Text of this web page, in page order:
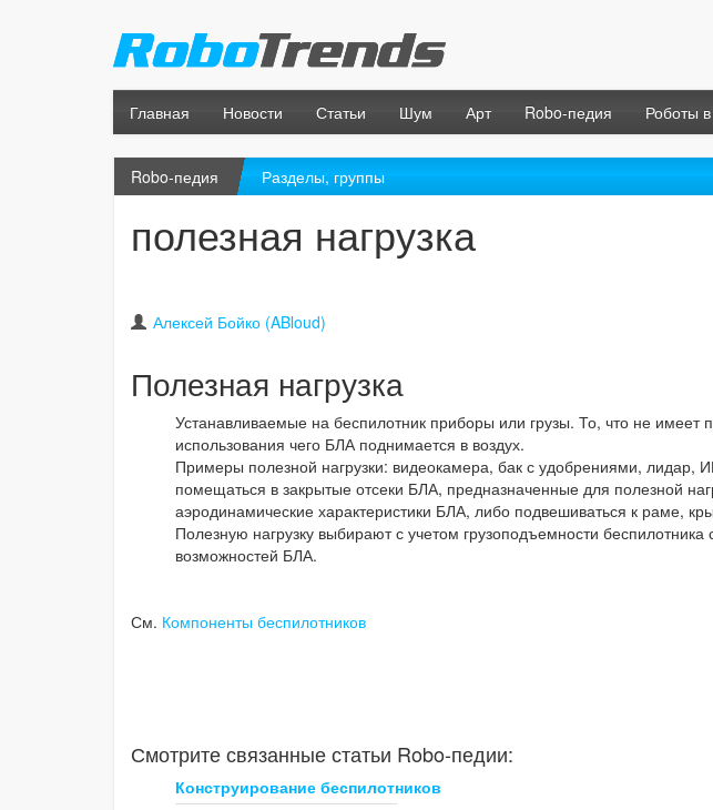
Главная Новости Статьи Шум Арт Robo-педия Роботы
Robo-педия Разделы, группы
полезная нагрузка
Алексей Бойко (ABloud)
Полезная нагрузка
Устанавливаемые на беспилотник приборы или грузы. То, что не
использования чего БЛА поднимается в воздух.
Примеры полезной нагрузки: видеокамера, бак с удобрениями, лидар,
помещаться в закрытые отсеки БЛА, предназначенные для полезной
аэродинамические характеристики БЛА, либо подвешиваться к раме,
Полезную нагрузку выбирают с учетом грузоподъемности
возможностей БЛА.
См. Компоненты беспилотников
Смотрите связанные статьи Robo-педии:
Конструирование беспилотников